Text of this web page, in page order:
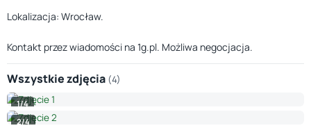
Lokalizacja: Wrocław.
Kontakt przez wiadomości na 1g.pl. Możliwa negocjacja.
Wszystkie zdjęcia (4)
1/4
2/4